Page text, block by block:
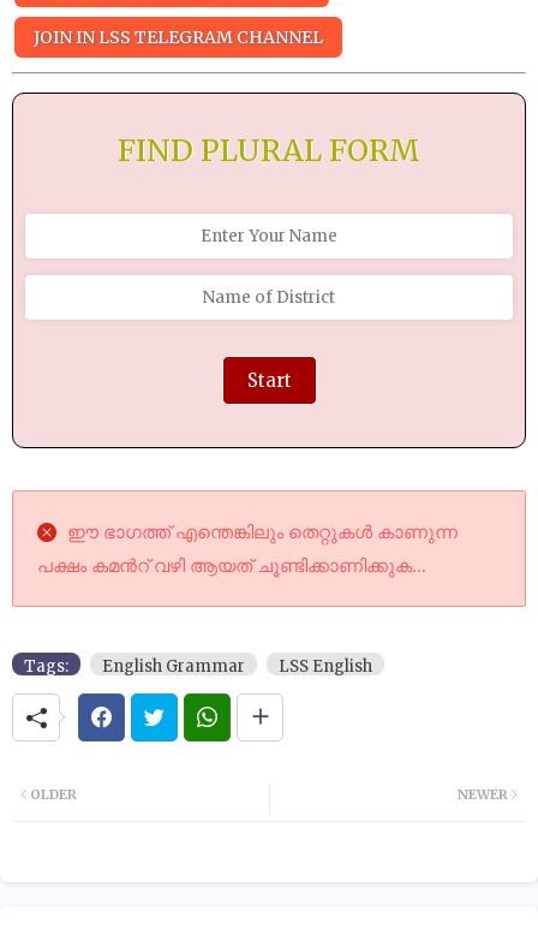
JOIN IN LSS TELEGRAM CHANNEL
FIND PLURAL FORM
Start
ഈ ഭാഗത്ത് എന്തെങ്കിലും തെറ്റുകൾ കാണുന്ന
പക്ഷം കമൻറ് വഴി ആയത് ചൂണ്ടിക്കാണിക്കുക...
Tags: English Grammar LSS English
NEWER
OLDER